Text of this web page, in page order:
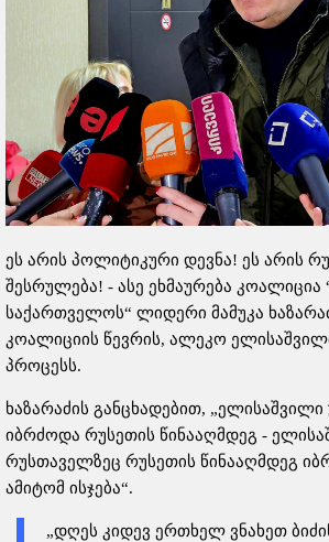
ეს არის პოლიტიკური დევნა! ეს არის
შესრულება! - ასე ეხმაურება კოალიცია
საქართველოს“ ლიდერი მამუკა
კოალიციის წევრის, ალეკო
პროცესს.
ხაზარაძის განცხადებით, „ელისაშვილი
იბრძოდა რუსეთის წინააღმდეგ -
რუსთაველზეც რუსეთის წინააღმდეგ
ამიტომ ისჯება“.
„დღეს კიდევ ერთხელ ვნახეთ